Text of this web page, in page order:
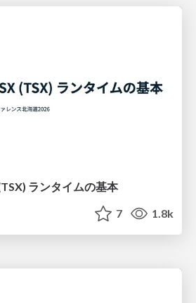
ランタイムの基本
7 1.8k